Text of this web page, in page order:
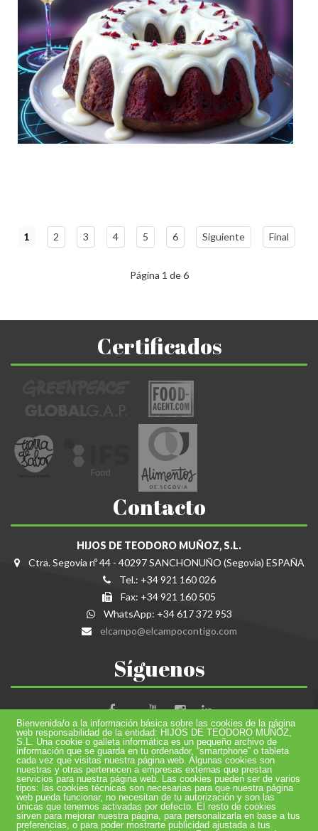
Bienvenida/o a la información básica sobre las cookies de la página
web responsabilidad de la entidad: HIJOS DE TEODORO MUÑOZ,
S.L. Una cookie o galleta informática es un pequeño archivo de
información que se guarda en tu ordenador, “smartphone” o tableta
cada vez que visitas nuestra página web. Algunas cookies son
nuestras y otras pertenecen a empresas externas que prestan
servicios para nuestra página web. Las cookies pueden ser de varios
tipos: las cookies técnicas son necesarias para que nuestra página
web pueda funcionar, no necesitan de tu autorización y son las
únicas que tenemos activadas por defecto. El resto de cookies
sirven para mejorar nuestra página, para personalizarla en base a tus
preferencias, o para poder mostrarte publicidad ajustada a tus
1 2 3 4 5 6 Siguiente Final
Página 1 de 6
Certificados
Contacto
HIJOS DE TEODORO MUÑOZ, S.L.
Ctra. Segovia nº 44 - 40297 SANCHONUÑO (Segovia) ESPAÑA
Tel.: +34 921 160 026
Fax: +34 921 160 505
WhatsApp: +34 617 372 953
elcampo@elcampocontigo.com
Síguenos
AYUDA DESTINADA PARA LA CERTIFICACIÓN
INTERNACIONAL
© 2016 Hijos de Teodoro Muñoz S.L. Todos los derechos reservados.